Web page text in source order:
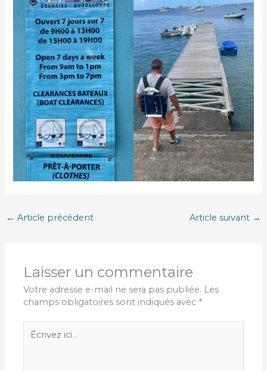
← Article précédent Article suivant →
Laisser un commentaire
Votre adresse e-mail ne sera pas publiée. Les
champs obligatoires sont indiqués avec *
Écrivez
ici…